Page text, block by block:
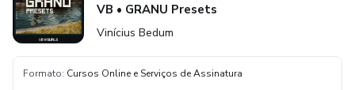
VB • GRANU Presets
Vinícius Bedum
Formato: Cursos Online e Serviços de Assinatura